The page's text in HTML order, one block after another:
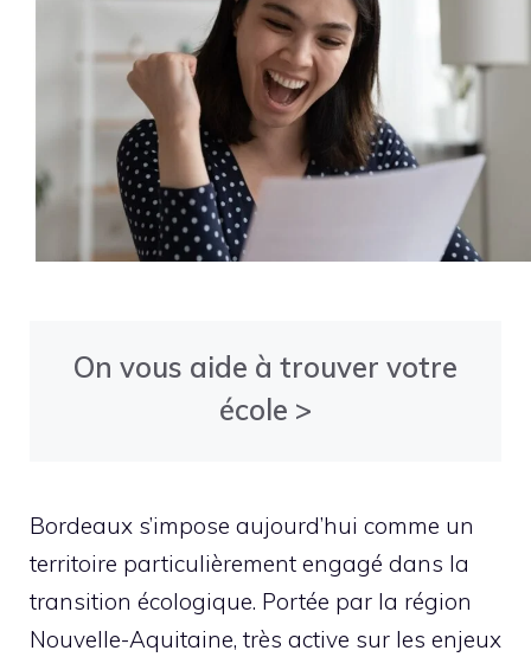
On vous aide à trouver votre
école >
Bordeaux s’impose aujourd’hui comme un
territoire particulièrement engagé dans la
transition écologique. Portée par la région
Nouvelle-Aquitaine, très active sur les enjeux